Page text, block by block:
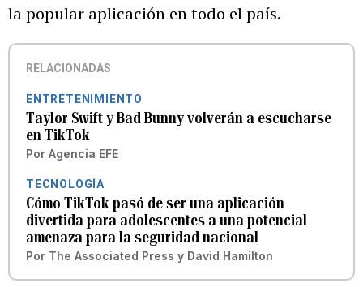
la popular aplicación en todo el país.
RELACIONADAS
ENTRETENIMIENTO
Taylor Swift y Bad Bunny volverán a escucharse
en TikTok
Por Agencia EFE
TECNOLOGÍA
Cómo TikTok pasó de ser una aplicación
divertida para adolescentes a una potencial
amenaza para la seguridad nacional
Por The Associated Press y David Hamilton